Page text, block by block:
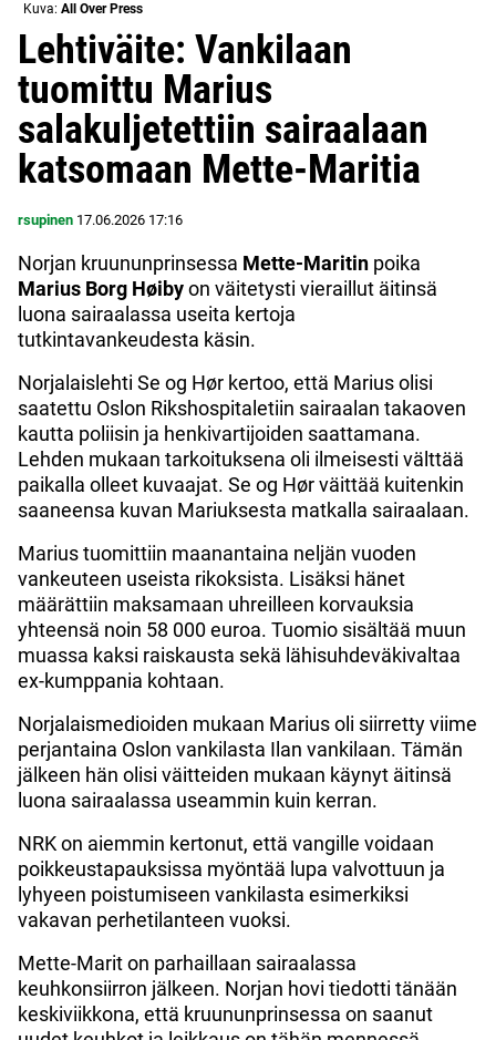
Kuva: All Over Press
Lehtiväite: Vankilaan
tuomittu Marius
salakuljetettiin sairaalaan
katsomaan Mette-Maritia
rsupinen 17.06.2026 17:16
Norjan kruununprinsessa Mette-Maritin poika
Marius Borg Høibyon väitetysti vieraillut äitinsä
luona sairaalassa useita kertoja
tutkintavankeudesta käsin.
Norjalaislehti Se og Hør kertoo, että Marius olisi
saatettu Oslon Rikshospitaletiin sairaalan takaoven
kautta poliisin ja henkivartijoiden saattamana.
Lehden mukaan tarkoituksena oli ilmeisesti välttää
paikalla olleet kuvaajat. Se og Hør väittää kuitenkin
saaneensa kuvan Mariuksesta matkalla sairaalaan.
Marius tuomittiin maanantaina neljän vuoden
vankeuteen useista rikoksista. Lisäksi hänet
määrättiin maksamaan uhreilleen korvauksia
yhteensä noin 58 000 euroa. Tuomio sisältää muun
muassa kaksi raiskausta sekä lähisuhdeväkivaltaa
ex-kumppania kohtaan.
Norjalaismedioiden mukaan Marius oli siirretty viime
perjantaina Oslon vankilasta Ilan vankilaan. Tämän
jälkeen hän olisi väitteiden mukaan käynyt äitinsä
luona sairaalassa useammin kuin kerran.
NRK on aiemmin kertonut, että vangille voidaan
poikkeustapauksissa myöntää lupa valvottuun ja
lyhyeen poistumiseen vankilasta esimerkiksi
vakavan perhetilanteen vuoksi.
Mette-Marit on parhaillaan sairaalassa
keuhkonsiirron jälkeen. Norjan hovi tiedotti tänään
keskiviikkona, että kruununprinsessa on saanut